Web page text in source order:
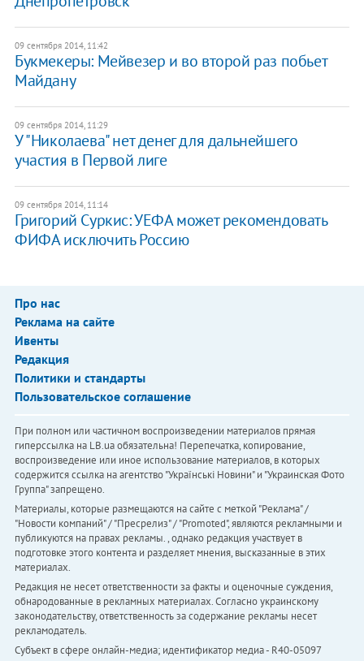
09 сентября 2014, 11:42
Букмекеры: Мейвезер и во второй раз побьет
Майдану
09 сентября 2014, 11:29
У "Николаева" нет денег для дальнейшего
участия в Первой лиге
09 сентября 2014, 11:14
Григорий Суркис: УЕФА может рекомендовать
ФИФА исключить Россию
Про нас
Реклама на сайте
Ивенты
Редакция
Политики и стандарты
Пользовательское соглашение
При полном или частичном воспроизведении материалов прямая
гиперссылка на LB.ua обязательна! Перепечатка, копирование,
воспроизведение или иное использование материалов, в которых
содержится ссылка на агентство "Українськi Новини" и "Украинская Фото
Группа" запрещено.
Материалы, которые размещаются на сайте с меткой "Реклама" /
"Новости компаний" / "Пресрелиз" / "Promoted", являются рекламными и
публикуются на правах рекламы. , однако редакция участвует в
подготовке этого контента и разделяет мнения, высказанные в этих
материалах.
Редакция не несет ответственности за факты и оценочные суждения,
обнародованные в рекламных материалах. Согласно украинскому
законодательству, ответственность за содержание рекламы несет
рекламодатель.
Субъект в сфере онлайн-медиа; идентификатор медиа - R40-05097